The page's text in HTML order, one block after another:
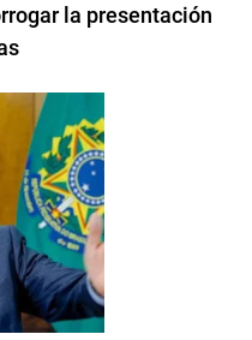
la presentación